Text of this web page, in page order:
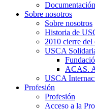
Documentación
Sobre nosotros
Sobre nosotros
Historia de
2010 cierre del
USCA
ACAS.
USCA
Profesión
Profesión
Acceso a la